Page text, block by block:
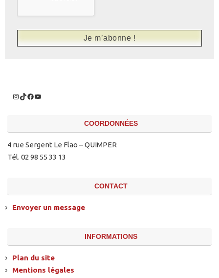
COORDONNÉES
4 rue Sergent Le Flao – QUIMPER
Tél. 02 98 55 33 13
CONTACT
Envoyer un message
INFORMATIONS
Plan du site
Mentions légales